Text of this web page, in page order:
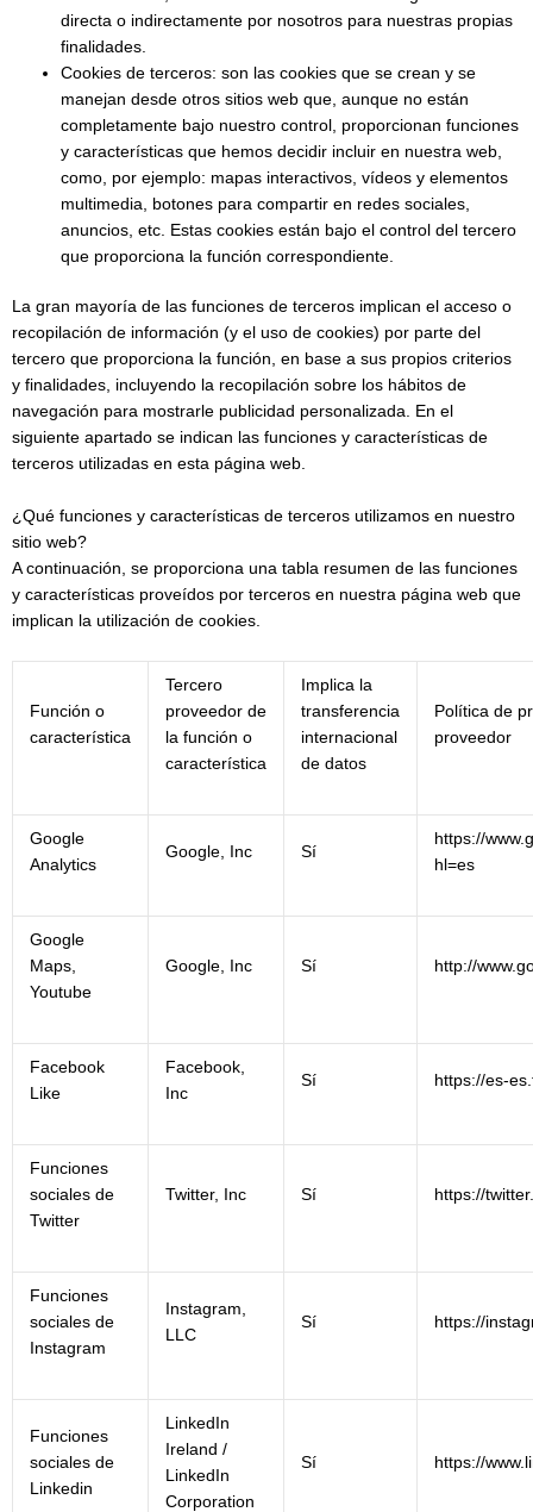
directa o indirectamente por nosotros para nuestras propias
finalidades.
Cookies de terceros: son las cookies que se crean y se
manejan desde otros sitios web que, aunque no están
completamente bajo nuestro control, proporcionan funciones
y características que hemos decidir incluir en nuestra web,
como, por ejemplo: mapas interactivos, vídeos y elementos
multimedia, botones para compartir en redes sociales,
anuncios, etc. Estas cookies están bajo el control del tercero
que proporciona la función correspondiente.
La gran mayoría de las funciones de terceros implican el acceso o
recopilación de información (y el uso de cookies) por parte del
tercero que proporciona la función, en base a sus propios criterios
y finalidades, incluyendo la recopilación sobre los hábitos de
navegación para mostrarle publicidad personalizada. En el
siguiente apartado se indican las funciones y características de
terceros utilizadas en esta página web.
¿Qué funciones y características de terceros utilizamos en nuestro
sitio web?
A continuación, se proporciona una tabla resumen de las funciones
y características proveídos por terceros en nuestra página web que
implican la utilización de cookies.
Función o
característica
Tercero
proveedor de
la función o
característica
Implica la
transferencia
internacional
de datos
Política de
proveedor
Google
Analytics
Google, Inc Sí
https://
hl=es
Google
Maps,
Youtube
Google, Inc Sí http://
Facebook
Like
Facebook,
Inc
Sí https://es-
Funciones
sociales de
Twitter
Twitter, Inc Sí https://
Funciones
sociales de
Instagram
Instagram,
LLC
Sí https://
Funciones
sociales de
Linkedin
LinkedIn
Ireland /
LinkedIn
Corporation
Sí https://